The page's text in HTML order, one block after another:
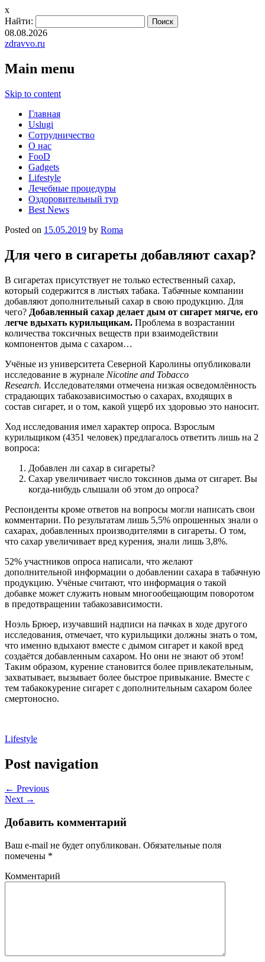
x
Найти:
08.08.2026
zdravvo.ru
Main menu
Skip to content
Главная
Uslugi
Сотрудничество
О нас
FooD
Gadgets
Lifestyle
Лечебные процедуры
Оздоровительный тур
Best News
Posted on 15.05.2019 by Roma
Для чего в сигареты добавляют сахар?
В сигаретах присутствует не только естественный сахар,
который содержится в листьях табака. Табачные компании
добавляют дополнительный сахар в свою продукцию. Для
чего? Добавленный сахар делает дым от сигарет мягче, его
легче вдыхать курильщикам. Проблема в возрастании
количества токсичных веществ при взаимодействии
компонентов дыма с сахаром…
Учёные из университета Северной Каролины опубликовали
исследование в журнале Nicotine and Tobacco
Research. Исследователями отмечена низкая осведомлённость
страдающих табакозависимостью о сахарах, входящих в
состав сигарет, и о том, какой ущерб их здоровью это наносит.
Ход исследования имел характер опроса. Взрослым
курильщиком (4351 человек) предлагалось ответить лишь на 2
вопроса:
Добавлен ли сахар в сигареты?
Сахар увеличивает число токсинов дыма от сигарет. Вы
когда-нибудь слышали об этом до опроса?
Респонденты кроме ответов на вопросы могли написать свои
комментарии. По результатам лишь 5,5% опрошенных знали о
сахарах, добавленных производителями в сигареты. О том,
что сахар увеличивает вред курения, знали лишь 3,8%.
52% участников опроса написали, что желают
дополнительной информации о добавлении сахара в табачную
продукцию. Учёные считают, что информация о такой
добавке может служить новым многообещающим поворотом
в предотвращении табакозависимости.
Ноэль Брюер, изучавший надписи на пачках в ходе другого
исследования, отмечает, что курильщики должны знать о том,
что именно вдыхают вместе с дымом сигарет и какой вред
создаётся добавленным сахаром. Но они не знают об этом!
Таким образом, курение становится более привлекательным,
захватывает, вызывает более быстрое привыкание. Вместе с
тем табакокурение сигарет с дополнительным сахаром более
смертоносно.
Lifestyle
Post navigation
← Previous
Next →
Добавить комментарий
Ваш e-mail не будет опубликован. Обязательные поля
помечены *
Комментарий